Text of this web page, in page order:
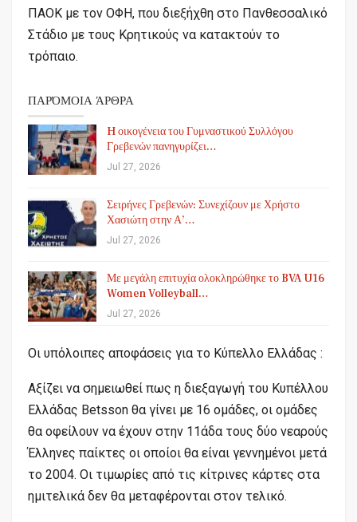
ΠΑΟΚ με τον ΟΦΗ, που διεξήχθη στο Πανθεσσαλικό
Στάδιο με τους Κρητικούς να κατακτούν το
τρόπαιο.
ΠΑΡΌΜΟΙΑ ΆΡΘΡΑ
H οικογένεια του Γυμναστικού Συλλόγου
Γρεβενών πανηγυρίζει…
Jul 27, 2026
Σειρήνες Γρεβενών: Συνεχίζουν με Χρήστο
Χασιώτη στην Α’…
Jul 27, 2026
Με μεγάλη επιτυχία ολοκληρώθηκε το BVA U16
Women Volleyball…
Jul 27, 2026
Οι υπόλοιπες αποφάσεις για το Κύπελλο Ελλάδας :
Αξίζει να σημειωθεί πως η διεξαγωγή του Κυπέλλου
Ελλάδας Betsson θα γίνει με 16 ομάδες, οι ομάδες
θα οφείλουν να έχουν στην 11άδα τους δύο νεαρούς
Έλληνες παίκτες οι οποίοι θα είναι γεννημένοι μετά
το 2004. Οι τιμωρίες από τις κίτρινες κάρτες στα
ημιτελικά δεν θα μεταφέρονται στον τελικό.